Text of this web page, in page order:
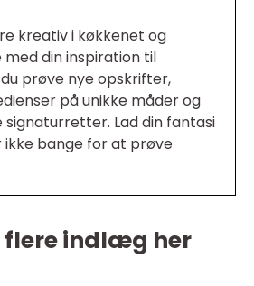
kreativ i køkkenet og
din inspiration til
prøve nye opskrifter,
på unikke måder og
signaturretter. Lad din fantasi
bange for at prøve
indlæg her